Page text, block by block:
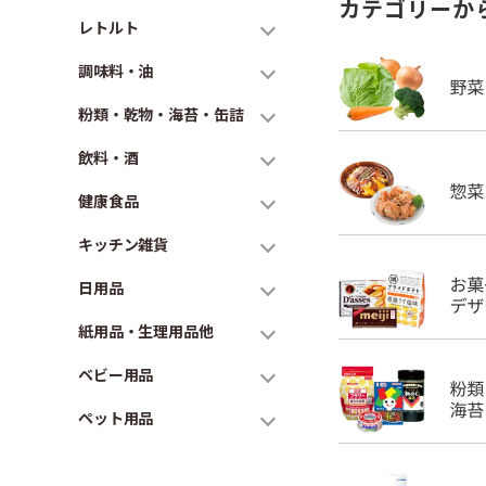
レトルト
調味料・油
粉類・乾物・海苔・缶詰
飲料・酒
健康食品
キッチン雑貨
日用品
紙用品・生理用品他
ベビー用品
ペット用品
カテゴリーか